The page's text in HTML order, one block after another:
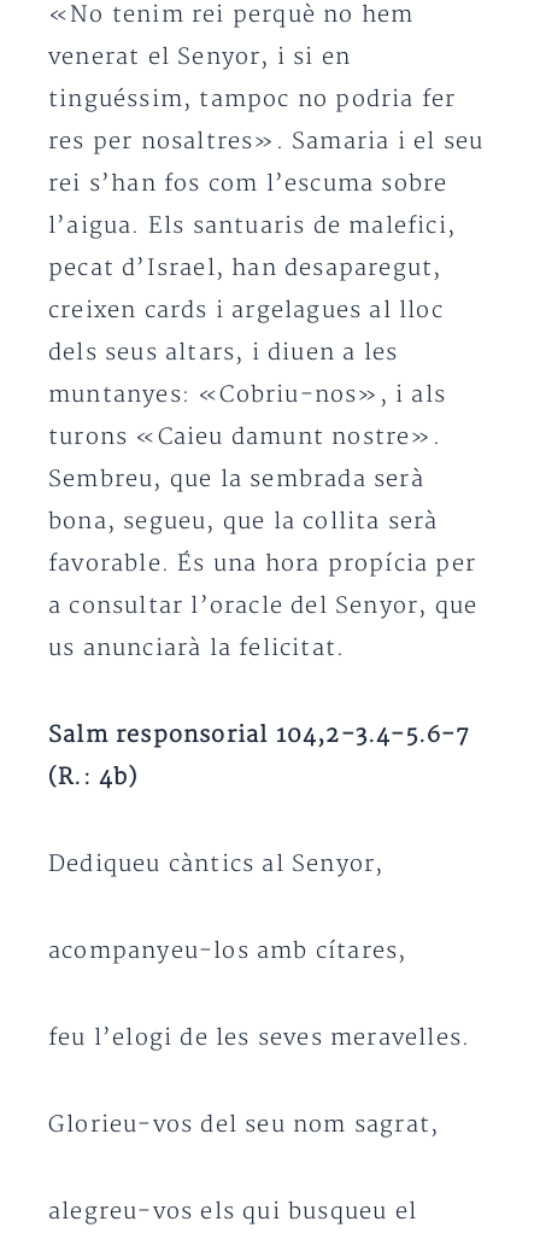
«No tenim rei perquè no hem
venerat el Senyor, i si en
tinguéssim, tampoc no podria fer
res per nosaltres». Samaria i el seu
rei s’han fos com l’escuma sobre
l’aigua. Els santuaris de malefici,
pecat d’Israel, han desaparegut,
creixen cards i argelagues al lloc
dels seus altars, i diuen a les
muntanyes: «Cobriu-nos», i als
turons «Caieu damunt nostre».
Sembreu, que la sembrada serà
bona, segueu, que la collita serà
favorable. És una hora propícia per
a consultar l’oracle del Senyor, que
us anunciarà la felicitat.
Salm responsorial 104,2-3.4-5.6-7
(R.: 4b)
Dediqueu càntics al Senyor,
acompanyeu-los amb cítares,
feu l’elogi de les seves meravelles.
Glorieu-vos del seu nom sagrat,
alegreu-vos els qui busqueu el